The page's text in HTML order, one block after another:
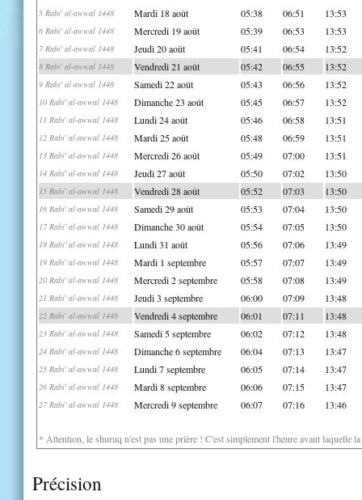
5 Rabi' al-awwal 1448 Mardi 18 août 05:38 06:51 13:53
6 Rabi' al-awwal 1448 Mercredi 19 août 05:39 06:53 13:53
7 Rabi' al-awwal 1448 Jeudi 20 août 05:41 06:54 13:52
8 Rabi' al-awwal 1448 Vendredi 21 août 05:42 06:55 13:52
9 Rabi' al-awwal 1448 Samedi 22 août 05:43 06:56 13:52
10 Rabi' al-awwal 1448 Dimanche 23 août 05:45 06:57 13:52
11 Rabi' al-awwal 1448 Lundi 24 août 05:46 06:58 13:51
12 Rabi' al-awwal 1448 Mardi 25 août 05:48 06:59 13:51
13 Rabi' al-awwal 1448 Mercredi 26 août 05:49 07:00 13:51
14 Rabi' al-awwal 1448 Jeudi 27 août 05:50 07:02 13:50
15 Rabi' al-awwal 1448 Vendredi 28 août 05:52 07:03 13:50
16 Rabi' al-awwal 1448 Samedi 29 août 05:53 07:04 13:50
17 Rabi' al-awwal 1448 Dimanche 30 août 05:54 07:05 13:50
18 Rabi' al-awwal 1448 Lundi 31 août 05:56 07:06 13:49
19 Rabi' al-awwal 1448 Mardi 1 septembre 05:57 07:07 13:49
20 Rabi' al-awwal 1448 Mercredi 2 septembre 05:58 07:08 13:49
21 Rabi' al-awwal 1448 Jeudi 3 septembre 06:00 07:09 13:48
22 Rabi' al-awwal 1448 Vendredi 4 septembre 06:01 07:11 13:48
23 Rabi' al-awwal 1448 Samedi 5 septembre 06:02 07:12 13:48
24 Rabi' al-awwal 1448 Dimanche 6 septembre 06:04 07:13 13:47
25 Rabi' al-awwal 1448 Lundi 7 septembre 06:05 07:14 13:47
26 Rabi' al-awwal 1448 Mardi 8 septembre 06:06 07:15 13:47
27 Rabi' al-awwal 1448 Mercredi 9 septembre 06:07 07:16 13:46
* Attention, le shuruq n'est pas une prière ! C'est simplement l'heure avant laquelle
Précision